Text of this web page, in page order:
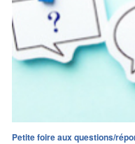
Petite foire aux questions/